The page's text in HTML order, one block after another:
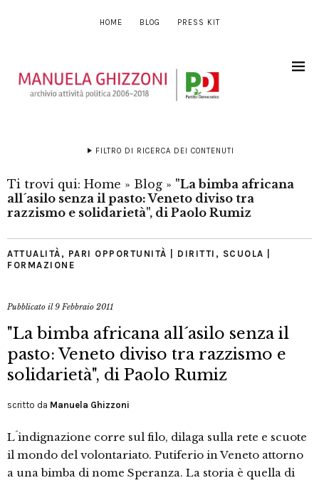
HOME BLOG PRESS KIT
FILTRO DI RICERCA DEI CONTENUTI
Ti trovi qui: Home » Blog » "La bimba africana
all´asilo senza il pasto: Veneto diviso tra
razzismo e solidarietà", di Paolo Rumiz
ATTUALITÀ , PARI OPPORTUNITÀ | DIRITTI , SCUOLA |
FORMAZIONE
Pubblicato il9 Febbraio 2011
"La bimba africana all´asilo senza il
pasto: Veneto diviso tra razzismo e
solidarietà", di Paolo Rumiz
scritto da Manuela Ghizzoni
L´indignazione corre sul filo, dilaga sulla rete e scuote
il mondo del volontariato. Putiferio in Veneto attorno
a una bimba di nome Speranza. La storia è quella di